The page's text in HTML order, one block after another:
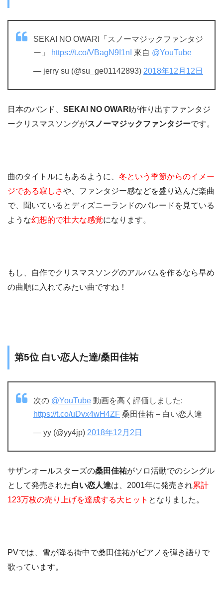
SEKAI NO OWARI「スノーマジックファンタジ
ー」
https://t.co/VBagN9I1nI 來自 @YouTube
— jerry su (@su_ge01142893) 2018年12月12日
日本のバンド、 SEKAI NO OWARI が作り出すファンタジ
ークリスマスソングがスノーマジックファンタジーです。
曲のタイトルにもあるように、 冬という季節からのイメー
ジである寂しさや、ファンタジー感などを盛り込んだ楽曲
で、聞いているとディズニーランドのパレードを見ている
ような幻想的で壮大な感覚になります。
もし、自作でクリスマスソングのアルバムを作るなら早め
の曲順に入れてみたい曲ですね！
第5位 白い恋人た達/桑田佳祐
次の @YouTube 動画を高く評価しました:
https://t.co/uDvx4wH4ZF 桑田佳祐 – 白い恋人達
— yy (@yy4jp) 2018年12月2日
サザンオールスターズの桑田佳祐がソロ活動でのシングル
として発売された白い恋人達は、2001年に発売され累計
123万枚の売り上げを達成する大ヒット となりました。
PVでは、雪が降る街中で桑田佳祐がピアノを弾き語りで
歌っています。